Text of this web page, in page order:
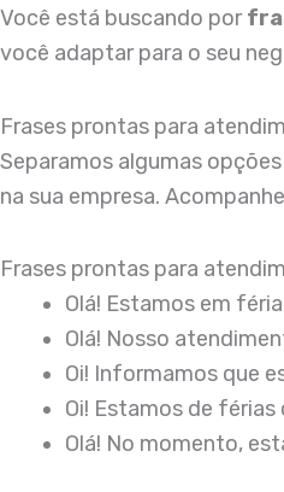
Você está buscando por
você adaptar para o seu
Frases prontas para
Separamos algumas
na sua empresa.
Frases prontas para
Olá! Estamos em
Olá! Nosso
Oi! Informamos que
Oi! Estamos de
Olá! No momento,